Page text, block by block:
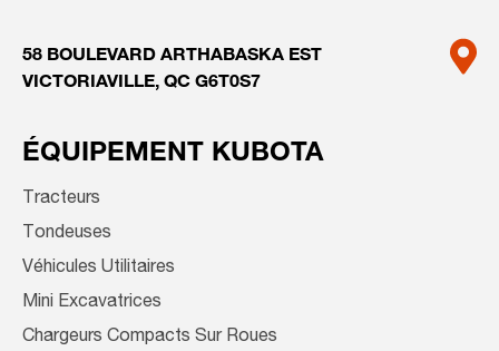
58 BOULEVARD ARTHABASKA EST
VICTORIAVILLE, QC G6T0S7
ÉQUIPEMENT KUBOTA
Tracteurs
Tondeuses
Véhicules Utilitaires
Mini Excavatrices
Chargeurs Compacts Sur Roues